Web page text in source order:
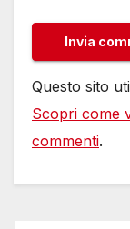
Questo sito
Scopri come
commenti.